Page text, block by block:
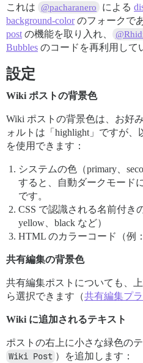
これは @pacharanero による
background-colorのフォークであ
post の機能を取り入れ、
Bubbles のコードを再利用して
設定
Wiki ポストの背景色
Wiki ポストの背景色は、お好
ォルトは「highlight」ですが
を使用できます：
システムの色（primary、
すると、自動ダークモード
です。
CSS で認識される名前付き
yellow、black など）
HTML のカラーコード（例：
共有編集の背景色
共有編集ポストについても、
ら選択できます（共有編集プ
Wiki に追加されるテキスト
ポストの右上に小さな緑色の
Wiki Post ）を追加します：